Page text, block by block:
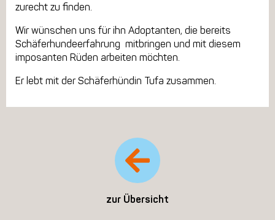
zurecht zu finden.
Wir wünschen uns für ihn Adoptanten, die bereits
Schäferhundeerfahrung mitbringen und mit diesem
imposanten Rüden arbeiten möchten.
Er lebt mit der Schäferhündin Tufa zusammen.
zur Übersicht